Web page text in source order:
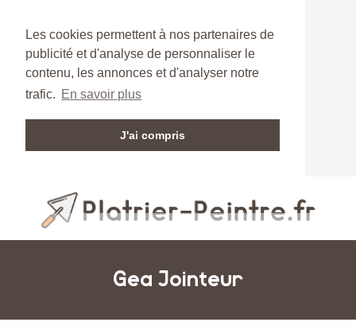
Les cookies permettent à nos partenaires de
publicité et d'analyse de personnaliser le
contenu, les annonces et d'analyser notre
trafic. En savoir plus
J'ai compris
Gea Jointeur